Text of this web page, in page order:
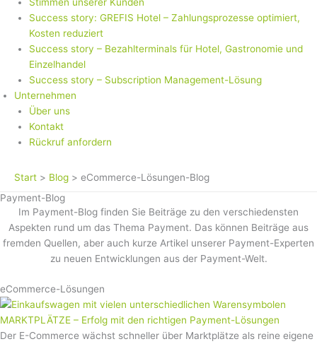
Success story: GREFIS Hotel – Zahlungsprozesse optimiert,
Kosten reduziert
Success story – Bezahlterminals für Hotel, Gastronomie und
Einzelhandel
Success story – Subscription Management-Lösung
Unternehmen
Über uns
Kontakt
Rückruf anfordern
Start Blog
eCommerce-Lösungen-Blog
Payment-Blog
Im Payment-Blog finden Sie Beiträge zu den verschiedensten
Aspekten rund um das Thema Payment. Das können Beiträge aus
fremden Quellen, aber auch kurze Artikel unserer Payment-Experten
zu neuen Entwicklungen aus der Payment-Welt.
eCommerce-Lösungen
MARKTPLÄTZE – Erfolg mit den richtigen Payment-Lösungen
Der E-Commerce wächst schneller über Marktplätze als reine eigene